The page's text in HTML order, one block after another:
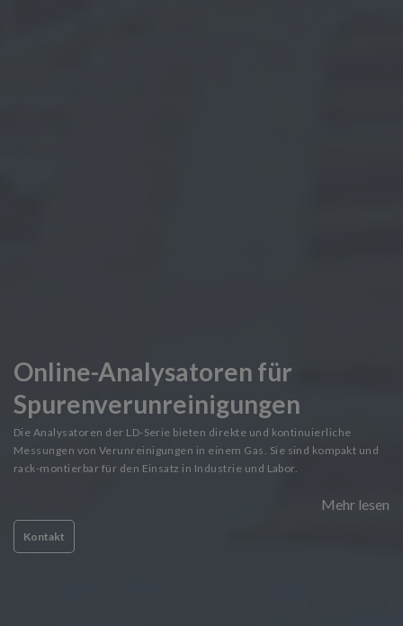
Online-Analysatoren für
Spurenverunreinigungen
Die Analysatoren der LD-Serie bieten direkte und kontinuierliche
Messungen von Verunreinigungen in einem Gas. Sie sind kompakt und
rack-montierbar für den Einsatz in Industrie und Labor.
Mehr lesen
Kontakt